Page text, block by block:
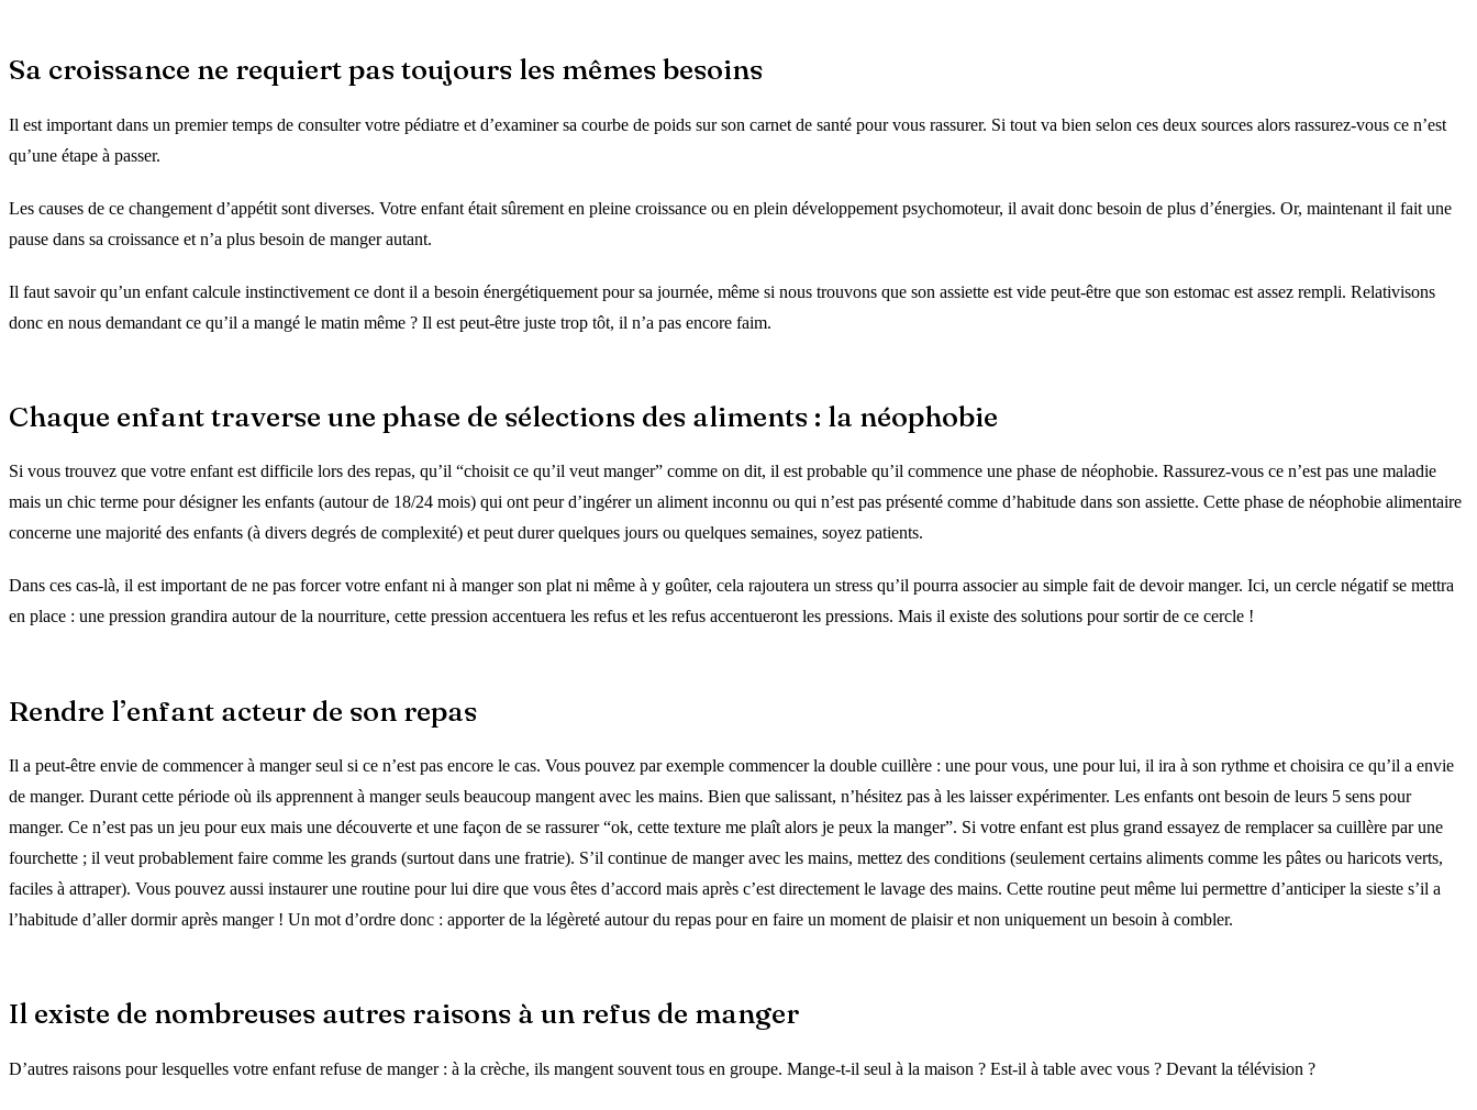
Sa croissance ne requiert pas toujours les mêmes besoins
Il est important dans un premier temps de consulter votre pédiatre et d’examiner sa courbe de poids sur son carnet de santé pour vous rassurer. Si tout va bien selon ces deux sources alors rassurez-vous ce n’est
qu’une étape à passer.
Les causes de ce changement d’appétit sont diverses. Votre enfant était sûrement en pleine croissance ou en plein développement psychomoteur, il avait donc besoin de plus d’énergies. Or, maintenant il fait une
pause dans sa croissance et n’a plus besoin de manger autant.
Il faut savoir qu’un enfant calcule instinctivement ce dont il a besoin énergétiquement pour sa journée, même si nous trouvons que son assiette est vide peut-être que son estomac est assez rempli. Relativisons
donc en nous demandant ce qu’il a mangé le matin même ? Il est peut-être juste trop tôt, il n’a pas encore faim.
Chaque enfant traverse une phase de sélections des aliments : la néophobie
Si vous trouvez que votre enfant est difficile lors des repas, qu’il “choisit ce qu’il veut manger” comme on dit, il est probable qu’il commence une phase de néophobie. Rassurez-vous ce n’est pas une maladie
mais un chic terme pour désigner les enfants (autour de 18/24 mois) qui ont peur d’ingérer un aliment inconnu ou qui n’est pas présenté comme d’habitude dans son assiette. Cette phase de néophobie alimentaire
concerne une majorité des enfants (à divers degrés de complexité) et peut durer quelques jours ou quelques semaines, soyez patients.
Dans ces cas-là, il est important de ne pas forcer votre enfant ni à manger son plat ni même à y goûter, cela rajoutera un stress qu’il pourra associer au simple fait de devoir manger. Ici, un cercle négatif se mettra
en place : une pression grandira autour de la nourriture, cette pression accentuera les refus et les refus accentueront les pressions. Mais il existe des solutions pour sortir de ce cercle !
Rendre l’enfant acteur de son repas
Il a peut-être envie de commencer à manger seul si ce n’est pas encore le cas. Vous pouvez par exemple commencer la double cuillère : une pour vous, une pour lui, il ira à son rythme et choisira ce qu’il a envie
de manger. Durant cette période où ils apprennent à manger seuls beaucoup mangent avec les mains. Bien que salissant, n’hésitez pas à les laisser expérimenter. Les enfants ont besoin de leurs 5 sens pour
manger. Ce n’est pas un jeu pour eux mais une découverte et une façon de se rassurer “ok, cette texture me plaît alors je peux la manger”. Si votre enfant est plus grand essayez de remplacer sa cuillère par une
fourchette ; il veut probablement faire comme les grands (surtout dans une fratrie). S’il continue de manger avec les mains, mettez des conditions (seulement certains aliments comme les pâtes ou haricots verts,
faciles à attraper). Vous pouvez aussi instaurer une routine pour lui dire que vous êtes d’accord mais après c’est directement le lavage des mains. Cette routine peut même lui permettre d’anticiper la sieste s’il a
l’habitude d’aller dormir après manger ! Un mot d’ordre donc : apporter de la légèreté autour du repas pour en faire un moment de plaisir et non uniquement un besoin à combler.
Il existe de nombreuses autres raisons à un refus de manger
D’autres raisons pour lesquelles votre enfant refuse de manger : à la crèche, ils mangent souvent tous en groupe. Mange-t-il seul à la maison ? Est-il à table avec vous ? Devant la télévision ?